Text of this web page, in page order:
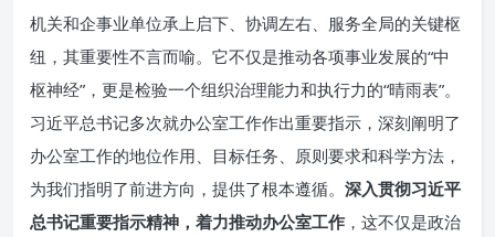
机关和企事业单位承上启下、协调左右、服务全局的关键枢
纽，其重要性不言而喻。它不仅是推动各项事业发展的“中
枢神经”，更是检验一个组织治理能力和执行力的“晴雨表”。
习近平总书记多次就办公室工作作出重要指示，深刻阐明了
办公室工作的地位作用、目标任务、原则要求和科学方法，
为我们指明了前进方向，提供了根本遵循。 深入贯彻习近平
总书记重要指示精神，着力推动办公室工作 ，这不仅是政治